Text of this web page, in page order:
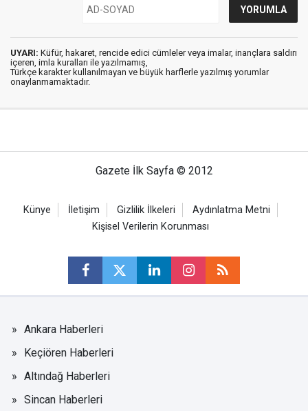
UYARI: Küfür, hakaret, rencide edici cümleler veya imalar, inançlara saldırı
içeren, imla kuralları ile yazılmamış,
Türkçe karakter kullanılmayan ve büyük harflerle yazılmış yorumlar
onaylanmamaktadır.
Gazete İlk Sayfa © 2012
Künye İletişim Gizlilik İlkeleri
Aydınlatma Metni
Kişisel Verilerin Korunması
Ankara Haberleri
Keçiören Haberleri
Altındağ Haberleri
Sincan Haberleri